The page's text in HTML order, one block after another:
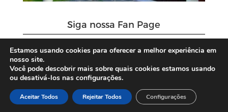
Siga nossa Fan Page
Estamos usando cookies para oferecer a melhor experiência em
nosso site.
Você pode descobrir mais sobre quais cookies estamos usando
ou desativá-los nas configurações.
Aceitar Todos Rejeitar Todos Configurações